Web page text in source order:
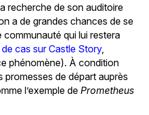
recherche de son auditoire
a de grandes chances de se
communauté qui lui restera
cas sur Castle Story,
phénomène). À condition
promesses de départ auprès
l’exemple de Prometheus